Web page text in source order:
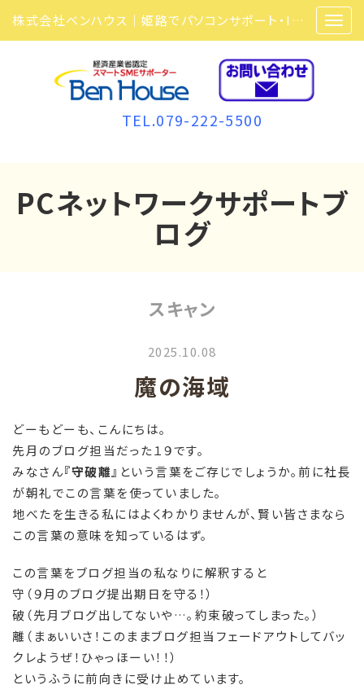
株式会社ベンハウス｜姫路でパソコンサポート・ITサポート・ITセキュリティ・複合機・ビジネスフォンなら弊社にお任せ
TEL.079-222-5500
PCネットワークサポートブ
ログ
スキャン
2025.10.08
魔の海域
どーもどーも、こんにちは。
先月のブログ担当だった１９です。
みなさん『守破離』 という言葉をご存じでしょうか。前に社長
が朝礼でこの言葉を使っていました。
地べたを生きる私にはよくわかりませんが、賢い皆さまなら
この言葉の意味を知っているはず。
この言葉をブログ担当の私なりに解釈すると
守（９月のブログ提出期日を守る！）
破（先月ブログ出してないや…。約束破ってしまった。）
離（まぁいいさ！このままブログ担当フェードアウトしてバッ
クレようぜ！ひゃっほーい！！）
というふうに前向きに受け止めています。